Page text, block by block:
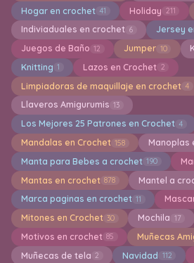
Hogar en crochet 41 Holiday 211
Indiviaduales en crochet 6 Jersey
Juegos de Baño 12 Jumper 10
Knitting 1 Lazos en Crochet 2
Limpiadoras de maquillaje en crochet 4
Llaveros Amigurumis 13
Los Mejores 25 Patrones en Crochet 4
Mandalas en Crochet 158 Manoplas
Manta para Bebes a crochet 190
Mantas en crochet 878 Mantel a
Marca paginas en crochet 11
Mitones en Crochet 30 Mochila 17
Motivos en crochet 85 Muñecas
Muñecas de tela 2 Navidad 112